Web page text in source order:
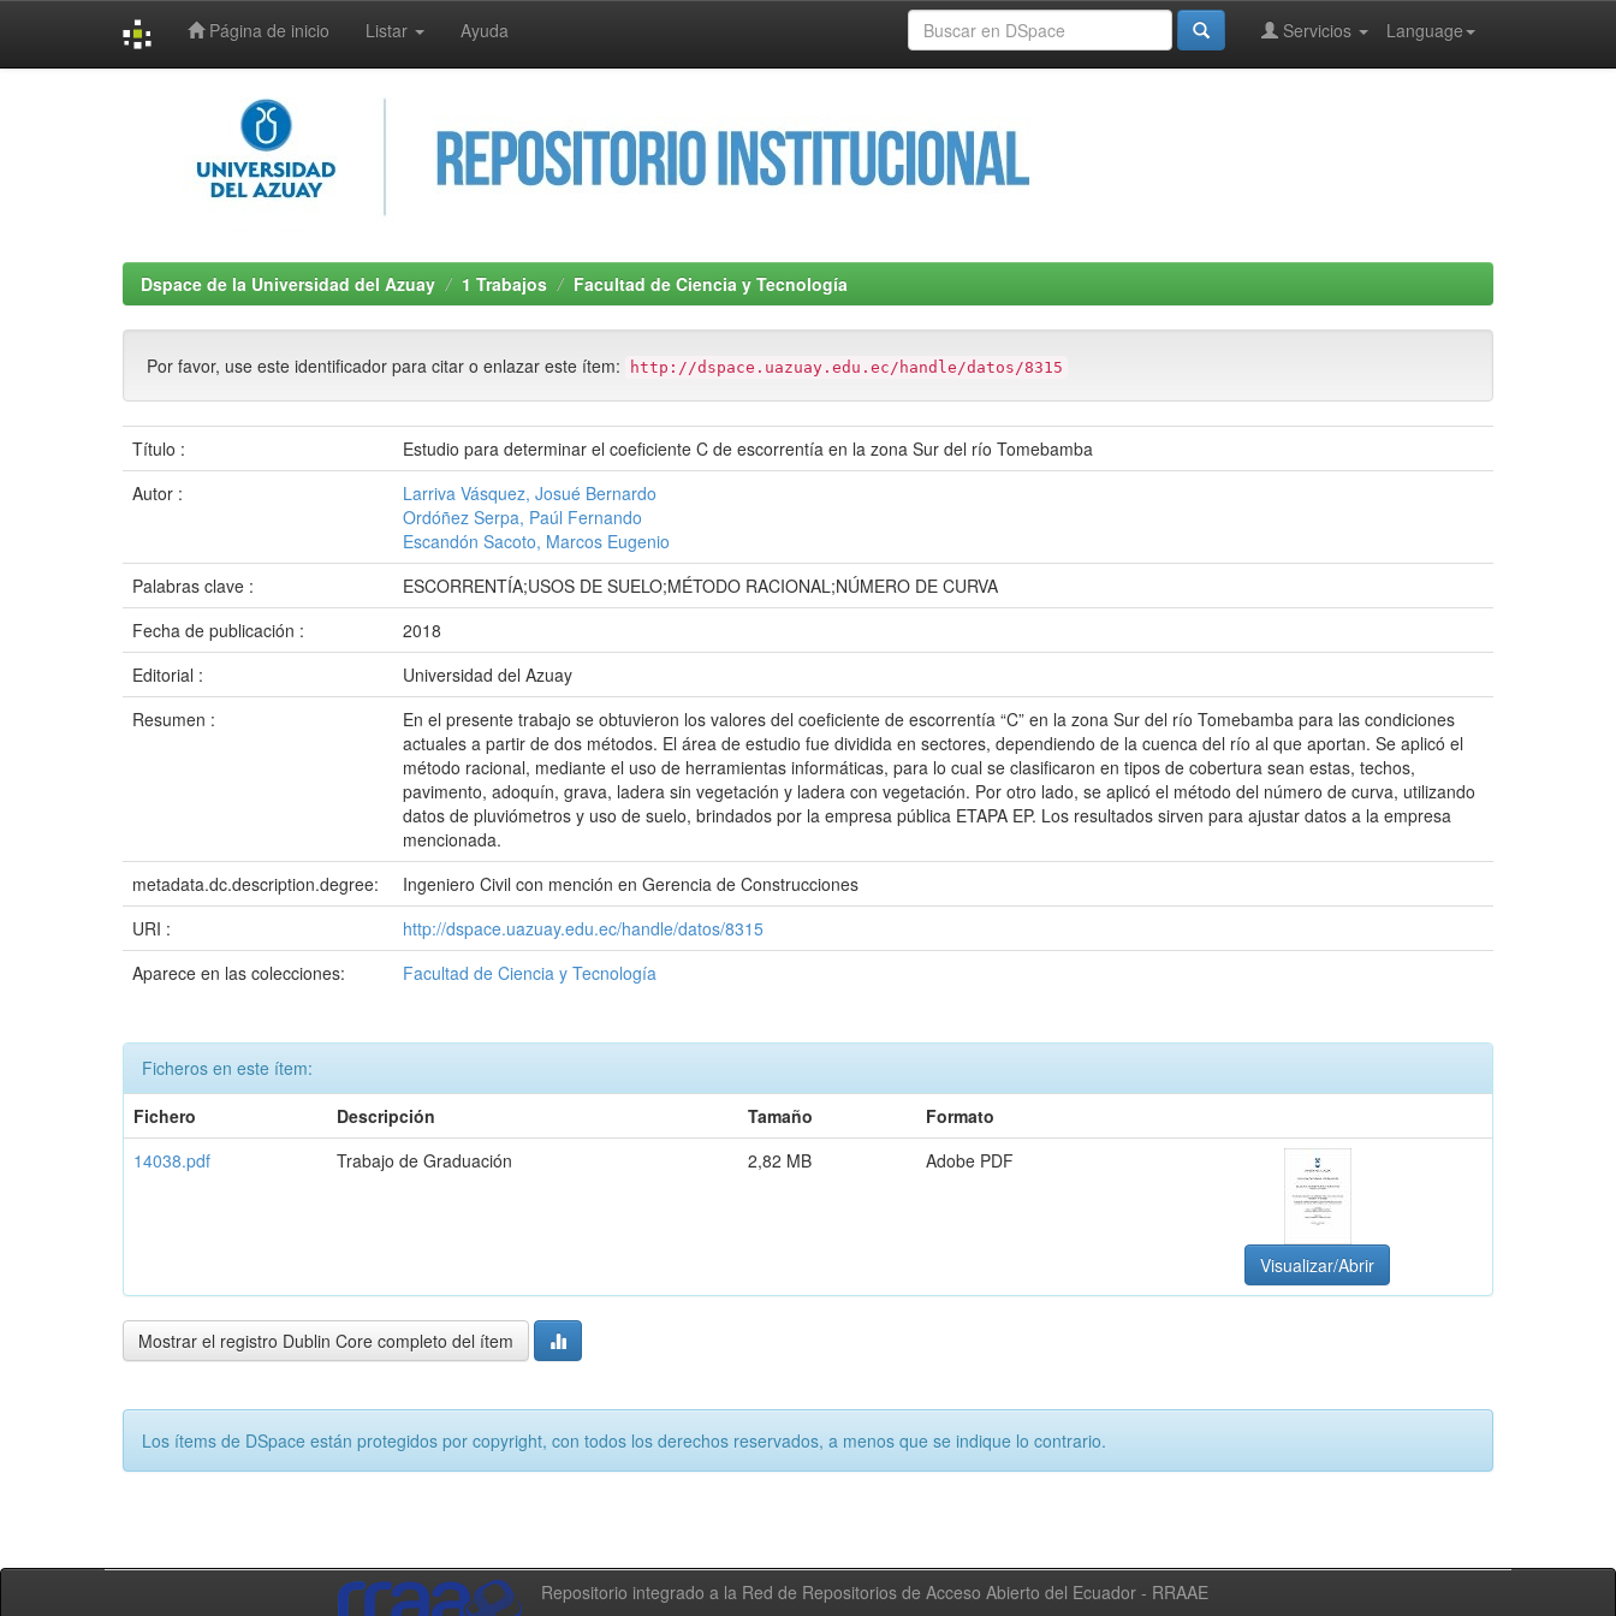
Página de inicio Listar Ayuda Language
Servicios
Dspace de la Universidad del Azuay 1 Trabajos Facultad de Ciencia y Tecnología
Por favor, use este identificador para citar o enlazar este ítem: http://dspace.uazuay.edu.ec/handle/datos/8315
Título :
Estudio para determinar el coeficiente C de escorrentía en la zona Sur del río Tomebamba
Autor :
Larriva Vásquez, Josué Bernardo
Ordóñez Serpa, Paúl Fernando
Escandón Sacoto, Marcos Eugenio
Palabras clave :
ESCORRENTÍA;USOS DE SUELO;MÉTODO RACIONAL;NÚMERO DE CURVA
Fecha de publicación :
2018
Editorial :
Universidad del Azuay
Resumen :
En el presente trabajo se obtuvieron los valores del coeficiente de escorrentía “C” en la zona Sur del río Tomebamba para las condiciones
actuales a partir de dos métodos. El área de estudio fue dividida en sectores, dependiendo de la cuenca del río al que aportan. Se aplicó el
método racional, mediante el uso de herramientas informáticas, para lo cual se clasificaron en tipos de cobertura sean estas, techos,
pavimento, adoquín, grava, ladera sin vegetación y ladera con vegetación. Por otro lado, se aplicó el método del número de curva, utilizando
datos de pluviómetros y uso de suelo, brindados por la empresa pública ETAPA EP. Los resultados sirven para ajustar datos a la empresa
mencionada.
metadata.dc.description.degree:
Ingeniero Civil con mención en Gerencia de Construcciones
URI :
http://dspace.uazuay.edu.ec/handle/datos/8315
Aparece en las colecciones:
Facultad de Ciencia y Tecnología
Ficheros en este ítem:
Fichero
Descripción Tamaño
Formato
14038.pdf
Trabajo de Graduación 2,82 MB Adobe PDF
Visualizar/Abrir
Mostrar el registro Dublin Core completo del ítem
Los ítems de DSpace están protegidos por copyright, con todos los derechos reservados, a menos que se indique lo contrario.
Repositorio integrado a la Red de Repositorios de Acceso Abierto del Ecuador - RRAAE